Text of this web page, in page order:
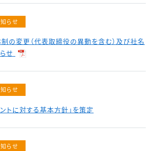
らせ
の変更（代表取締役の異動を含む）及び社名
せ
らせ
トに対する基本方針」を策定
らせ